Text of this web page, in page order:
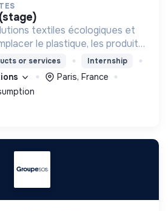
textiles écologiques et
le plastique, les produits
conventionnels ».
or services Internship
Paris, France